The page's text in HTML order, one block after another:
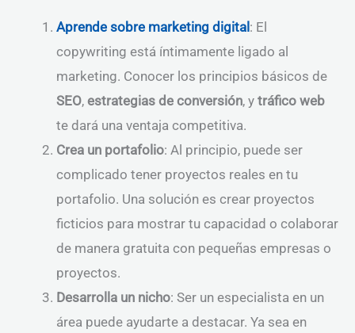
Aprende sobre marketing digital : El
copywriting está íntimamente ligado al
marketing. Conocer los principios básicos de
SEO, estrategias de conversión, y tráfico web
te dará una ventaja competitiva.
Crea un portafolio: Al principio, puede ser
complicado tener proyectos reales en tu
portafolio. Una solución es crear proyectos
ficticios para mostrar tu capacidad o colaborar
de manera gratuita con pequeñas empresas o
proyectos.
Desarrolla un nicho: Ser un especialista en un
área puede ayudarte a destacar. Ya sea en